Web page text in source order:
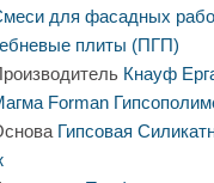
для фасадных
плиты (ПГП)
Кнауф
Forman
Гипсовая